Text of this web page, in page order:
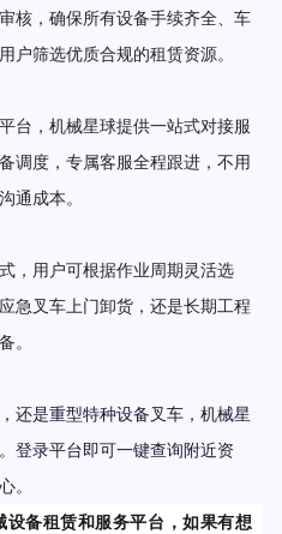
核，确保所有设备手续齐全、车
户筛选优质合规的租赁资源。
台，机械星球提供一站式对接服
调度，专属客服全程跟进，不用
通成本。
，用户可根据作业周期灵活选
急叉车上门卸货，还是长期工程
。
还是重型特种设备叉车，机械星
登录平台即可一键查询附近资
。
备租赁和服务平台，如果有想